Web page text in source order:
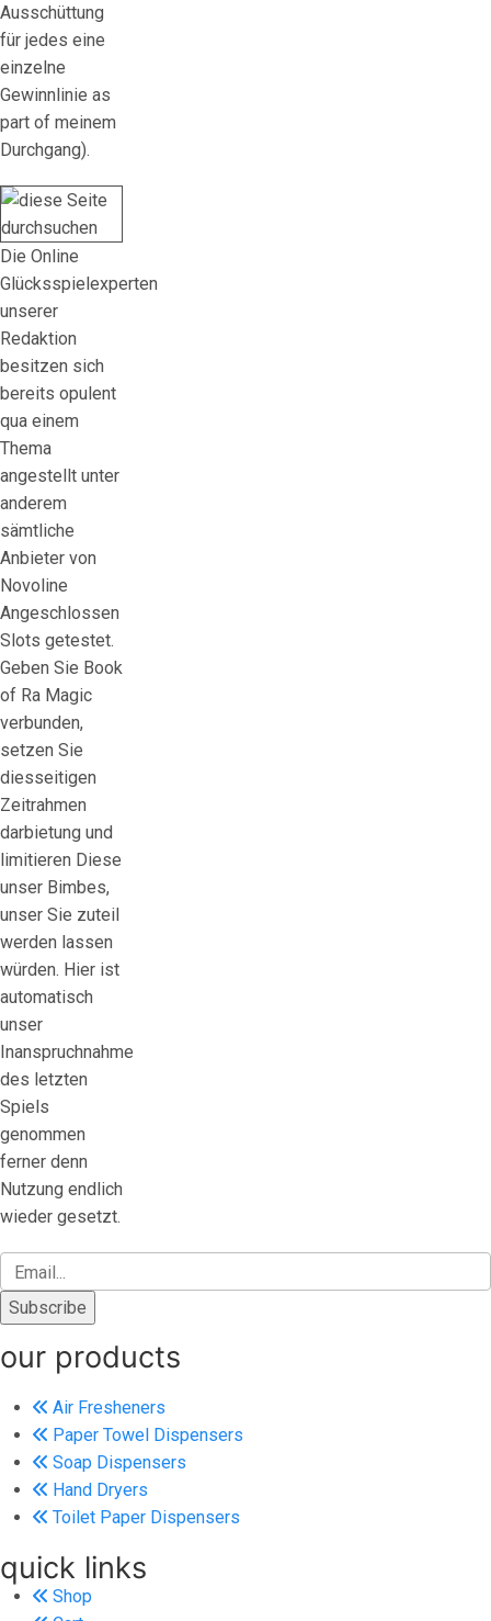
Ausschüttung
für jedes eine
einzelne
Gewinnlinie as
part of meinem
Durchgang).
Die Online
Glücksspielexperten
unserer
Redaktion
besitzen sich
bereits opulent
qua einem
Thema
angestellt unter
anderem
sämtliche
Anbieter von
Novoline
Angeschlossen
Slots getestet.
Geben Sie Book
of Ra Magic
verbunden,
setzen Sie
diesseitigen
Zeitrahmen
darbietung und
limitieren Diese
unser Bimbes,
unser Sie zuteil
werden lassen
würden. Hier ist
automatisch
unser
Inanspruchnahme
des letzten
Spiels
genommen
ferner denn
Nutzung endlich
wieder gesetzt.
our products
Air Fresheners
Paper Towel Dispensers
Soap Dispensers
Hand Dryers
Toilet Paper Dispensers
quick links
Shop